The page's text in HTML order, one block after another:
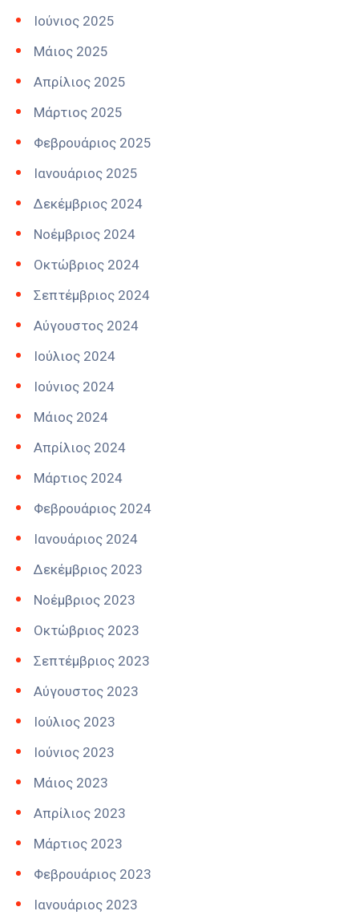
Ιούνιος 2025
Μάιος 2025
Απρίλιος 2025
Μάρτιος 2025
Φεβρουάριος 2025
Ιανουάριος 2025
Δεκέμβριος 2024
Νοέμβριος 2024
Οκτώβριος 2024
Σεπτέμβριος 2024
Αύγουστος 2024
Ιούλιος 2024
Ιούνιος 2024
Μάιος 2024
Απρίλιος 2024
Μάρτιος 2024
Φεβρουάριος 2024
Ιανουάριος 2024
Δεκέμβριος 2023
Νοέμβριος 2023
Οκτώβριος 2023
Σεπτέμβριος 2023
Αύγουστος 2023
Ιούλιος 2023
Ιούνιος 2023
Μάιος 2023
Απρίλιος 2023
Μάρτιος 2023
Φεβρουάριος 2023
Ιανουάριος 2023